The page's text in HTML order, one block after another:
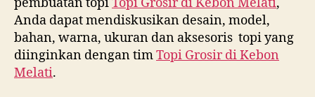
Anda dapat mendiskusikan desain, model,
bahan, warna, ukuran dan aksesoris topi yang
diinginkan dengan timTopi Grosir diKebon
Melati.